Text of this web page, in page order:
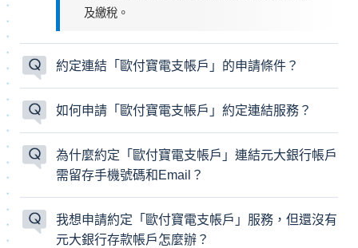
及繳稅。
約定連結「歐付寶電支帳戶」的申請條件？
如何申請「歐付寶電支帳戶」約定連結服務？
為什麼約定「歐付寶電支帳戶」連結元大銀行帳戶
需留存手機號碼和Email？
我想申請約定「歐付寶電支帳戶」服務，但還沒有
元大銀行存款帳戶怎麼辦？